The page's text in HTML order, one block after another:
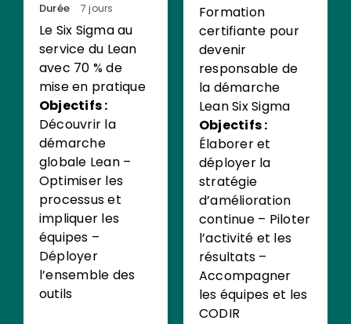
Durée 7 jours
Le Six Sigma au
service du Lean
avec 70 % de
mise en pratique
Objectifs :
Découvrir la
démarche
globale Lean –
Optimiser les
processus et
impliquer les
équipes –
Déployer
l’ensemble des
outils
Formation
certifiante pour
devenir
responsable de
la démarche
Lean Six Sigma
Objectifs :
Élaborer et
déployer la
stratégie
d’amélioration
continue – Piloter
l’activité et les
résultats –
Accompagner
les équipes et les
CODIR